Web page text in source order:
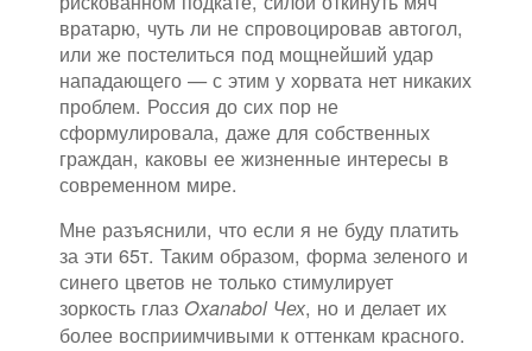
вратарю, чуть ли не спровоцировав автогол,
или же постелиться под мощнейший удар
нападающего — с этим у хорвата нет никаких
проблем. Россия до сих пор не
сформулировала, даже для собственных
граждан, каковы ее жизненные интересы в
современном мире.
Мне разъяснили, что если я не буду платить
за эти 65т. Таким образом, форма зеленого и
синего цветов не только стимулирует
зоркость глаз Oxanabol Чех, но и делает их
более восприимчивыми к оттенкам красного.